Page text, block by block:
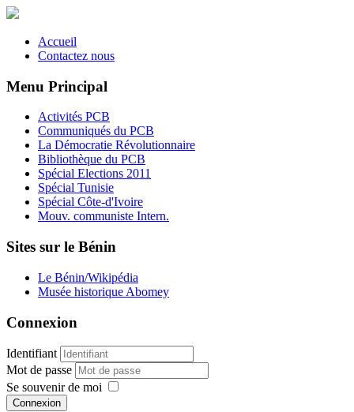
Accueil
Contactez nous
Menu Principal
Activités PCB
Communiqués du PCB
La Démocratie Révolutionnaire
Bibliothèque du PCB
Spécial Elections 2011
Spécial Tunisie
Spécial Côte-d'Ivoire
Mouv. communiste Intern.
Sites sur le Bénin
Le Bénin/Wikipédia
Musée historique Abomey
Connexion
Identifiant
Mot de passe
Se souvenir de moi
Connexion